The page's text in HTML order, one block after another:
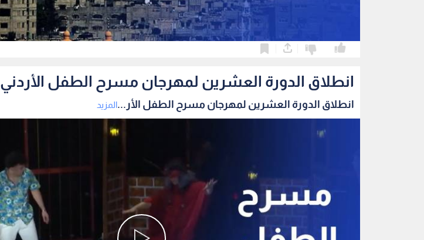
انطلاق الدورة العشرين لمهرجان مسرح الطفل الأردني
انطلاق الدورة العشرين لمهرجان مسرح الطفل الأر...المزيد